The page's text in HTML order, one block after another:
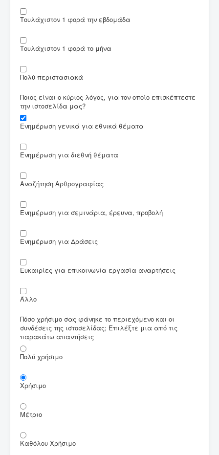
Τουλάχιστον 1 φορά την εβδομάδα
Τουλάχιστον 1 φορά το μήνα
Πολύ περιστασιακά
Ποιος είναι ο κύριος λόγος, για τον οποίο επισκέπτεστε
την ιστοσελίδα μας?
Ενημέρωση γενικά για εθνικά θέματα
Ενημέρωση για διεθνή θέματα
Αναζήτηση Αρθρογραφίας
Ενημέρωση για σεμινάρια, έρευνα, προβολή
Ενημέρωση για Δράσεις
Ευκαιρίες για επικοινωνία-εργασία-αναρτήσεις
Άλλο
Πόσο χρήσιμο σας φάνηκε το περιεχόμενο και οι
συνδέσεις της ιστοσελίδας; Επιλέξτε μια από τις
παρακάτω απαντήσεις
Πολύ χρήσιμο
Χρήσιμο
Μέτριο
Καθόλου Χρήσιμο